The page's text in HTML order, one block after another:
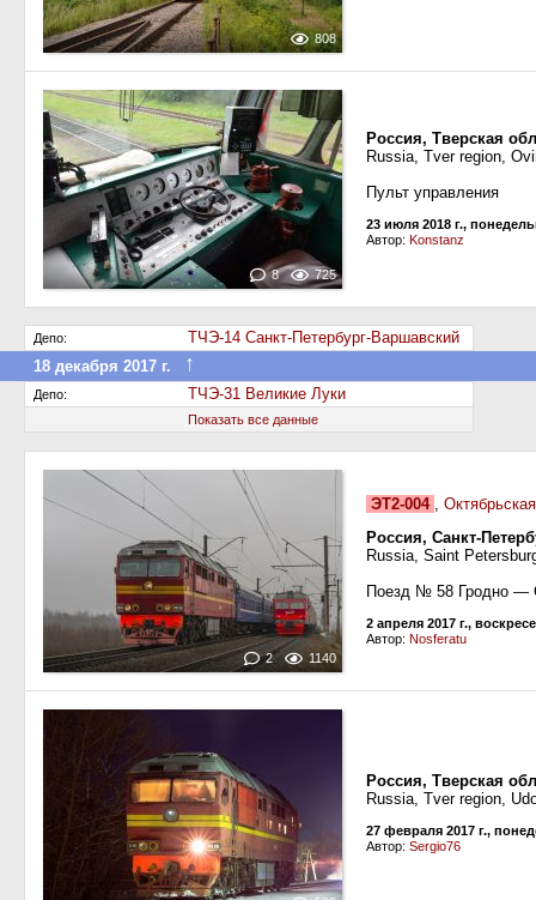
808
8 725
Россия, Тверская
Russia, Tver region,
Пульт управления
23 июля 2018 г.,
Автор: Konstanz
Депо:
ТЧЭ-14 Санкт-Петербург-Варшавский
18 декабря 2017 г.
↑
Депо: ТЧЭ-31 Великие Луки
Показать все данные
2 1140
ЭТ2-004 ,
Россия, Санкт-
Russia, Saint
Поезд № 58 Гродно —
2 апреля 2017 г.,
Автор: Nosferatu
Россия, Тверская
Russia, Tver region,
27 февраля 2017 г.,
Автор: Sergio76